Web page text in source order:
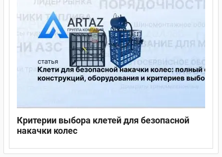
Критерии выбора клетей для безопасной
накачки колес